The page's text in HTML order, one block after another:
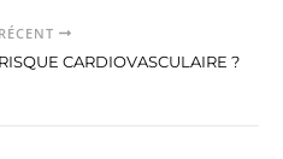
CARDIOVASCULAIRE ?